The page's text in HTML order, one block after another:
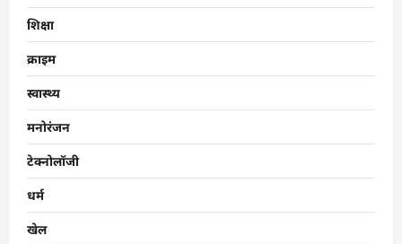
शिक्षा
क्राइम
स्वास्थ्य
मनोरंजन
टेक्नोलॉजी
धर्म
खेल